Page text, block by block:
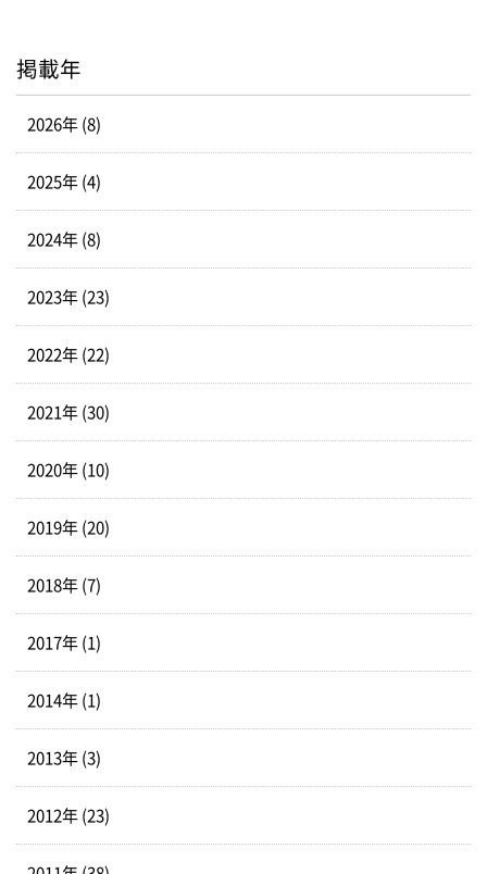
掲載年
2026年 (8)
2025年 (4)
2024年 (8)
2023年 (23)
2022年 (22)
2021年 (30)
2020年 (10)
2019年 (20)
2018年 (7)
2017年 (1)
2014年 (1)
2013年 (3)
2012年 (23)